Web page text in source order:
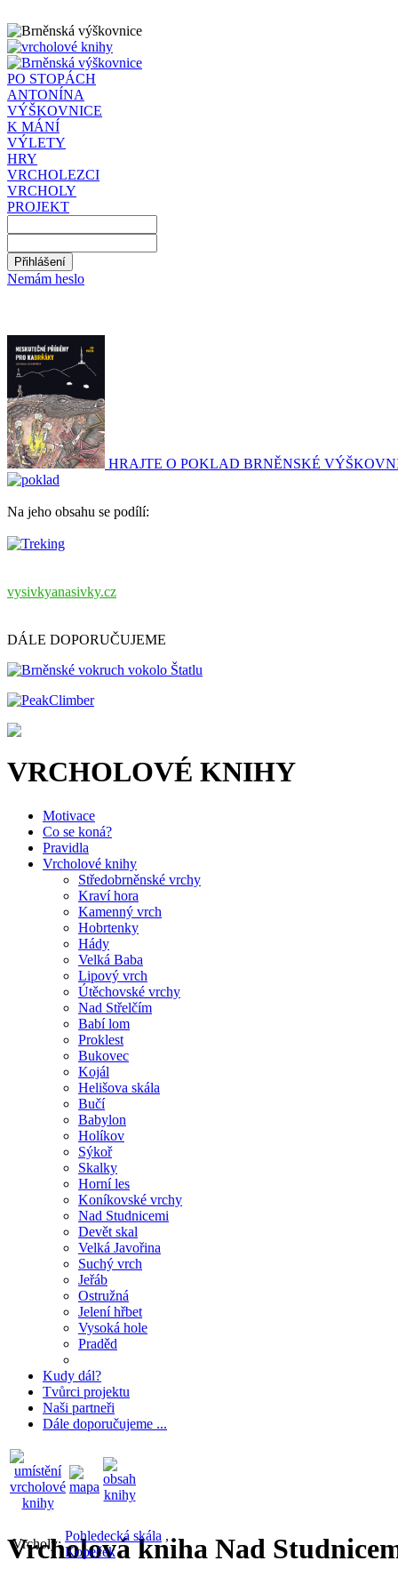
PO STOPÁCH
ANTONÍNA
VÝŠKOVNICE
K MÁNÍ
VÝLETY
HRY
VRCHOLEZCI
VRCHOLY
PROJEKT
Nemám heslo
HRAJTE O POKLAD BRNĚNSKÉ
Na jeho obsahu se podílí:
vysivkyanasivky.cz
DÁLE DOPORUČUJEME
VRCHOLOVÉ KNIHY
Motivace
Co se koná?
Pravidla
Vrcholové knihy
Středobrněnské vrchy
Kraví hora
Kamenný vrch
Hobrtenky
Hády
Velká Baba
Lipový vrch
Útěchovské vrchy
Nad Střelčím
Babí lom
Proklest
Bukovec
Kojál
Helišova skála
Bučí
Babylon
Holíkov
Sýkoř
Skalky
Horní les
Koníkovské vrchy
Nad Studnicemi
Devět skal
Velká Javořina
Suchý vrch
Jeřáb
Ostružná
Jelení hřbet
Vysoká hole
Praděd
Kudy dál?
Tvůrci projektu
Naši partneři
Dále doporučujeme ...
Vrcholová kniha Nad
Vrcholy:
Pohledecká skála ,
Kopeček